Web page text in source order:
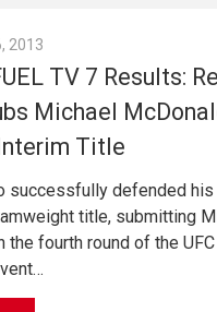
2013
TV 7 Results:
Michael
Title
successfully defended his
title, submitting
the fourth round of the UFC